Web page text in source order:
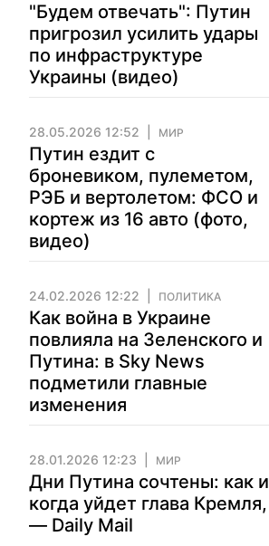
"Будем отвечать": Путин
пригрозил усилить удары
по инфраструктуре
Украины (видео)
28.05.2026 12:52 МИР
Путин ездит с
броневиком, пулеметом,
РЭБ и вертолетом: ФСО и
кортеж из 16 авто (фото,
видео)
24.02.2026 12:22 ПОЛИТИКА
Как война в Украине
повлияла на Зеленского и
Путина: в Sky News
подметили главные
изменения
28.01.2026 12:23 МИР
Дни Путина сочтены: как и
когда уйдет глава Кремля,
— Daily Mail